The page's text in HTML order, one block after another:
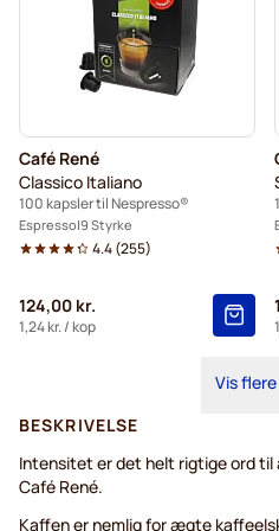
Café René
Classico Italiano
100 kapsler til Nespresso®
Espresso 9 Styrke
4.4(255)
124,00 kr.
1,24 kr./ kop
Vis flere
BESKRIVELSE
Intensitet er det helt rigtige ord til
Café René.
Kaffen er nemlig for ægte